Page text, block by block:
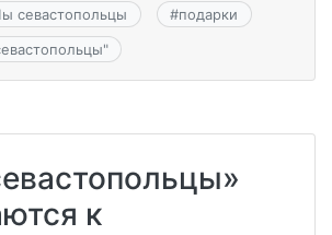
севастопольцы #подарки
к